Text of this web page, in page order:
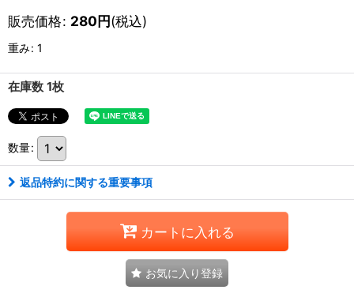
販売価格: 280円(税込)
重み: 1
在庫数 1枚
数量:
返品特約に関する重要事項
カートに入れる
お気に入り登録